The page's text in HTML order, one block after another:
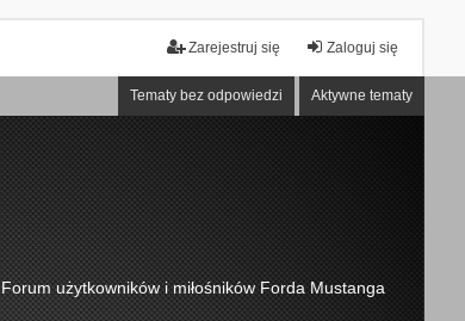
Zaloguj się
Zarejestruj się
Tematy bez odpowiedzi Aktywne tematy
Forum użytkowników i miłośników Forda Mustanga